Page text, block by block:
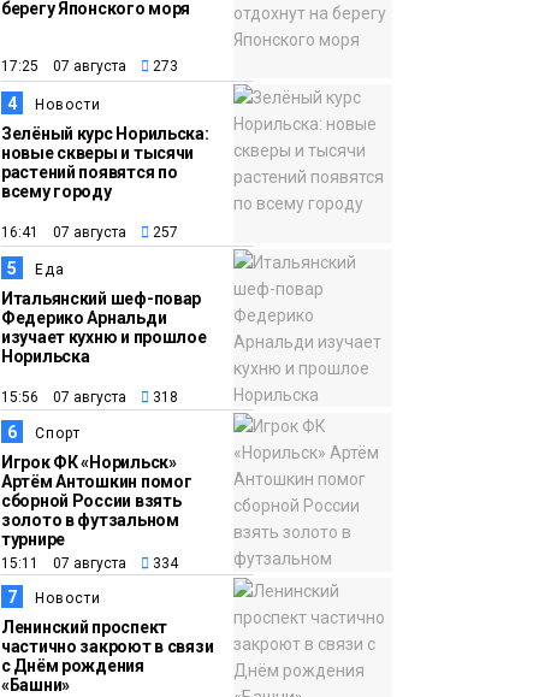
Общество
Как в Норильске
помогают женщинам
из исправительного
центра
адаптироваться к
жизни
берегу Японского моря
17:25 07 августа 273
4 Новости
Зелёный курс Норильска:
новые скверы и тысячи
растений появятся по
всему городу
16:41 07 августа 257
5 Еда
Итальянский шеф-повар
Федерико Арнальди
изучает кухню и прошлое
Норильска
15:56 07 августа 318
6 Спорт
Игрок ФК «Норильск»
Артём Антошкин помог
сборной России взять
золото в футзальном
турнире
15:11 07 августа 334
7 Новости
Ленинский проспект
частично закроют в связи
с Днём рождения
«Башни»